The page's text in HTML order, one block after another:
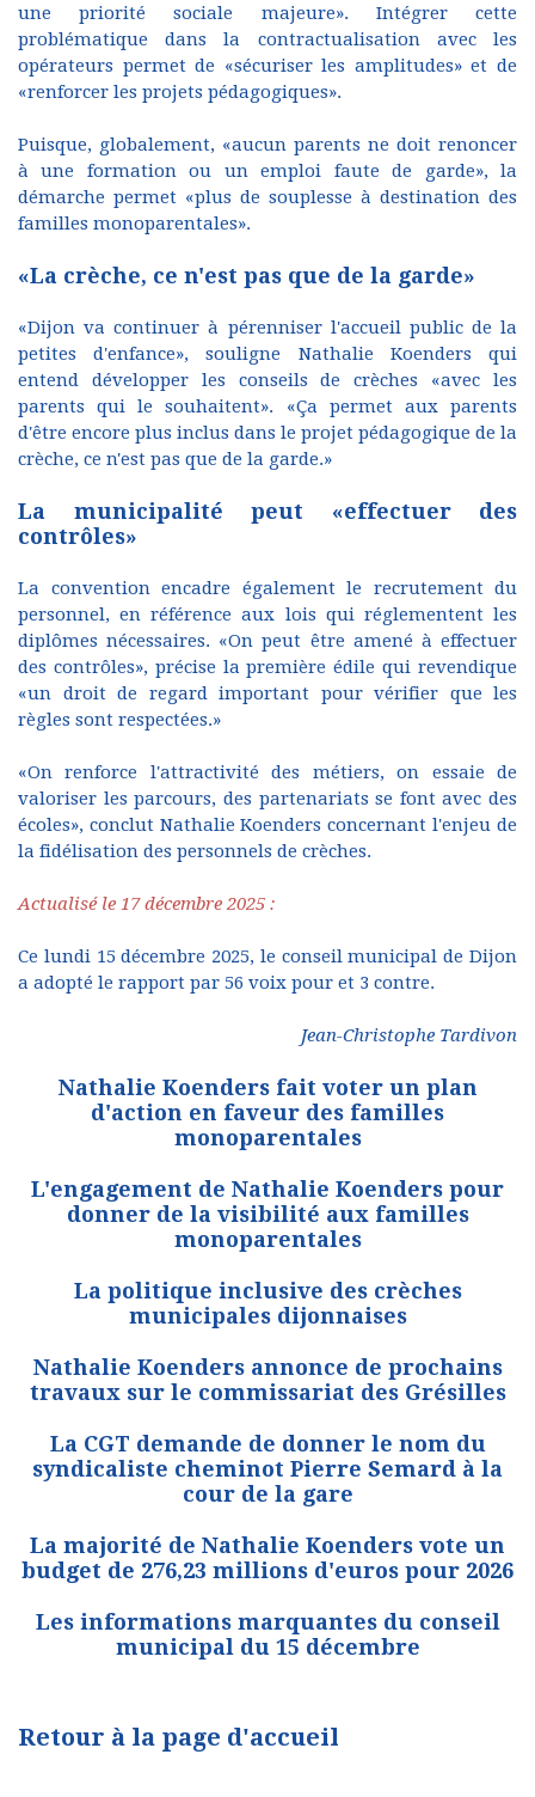
une priorité sociale majeure». Intégrer cette
problématique dans la contractualisation avec les
opérateurs permet de «sécuriser les amplitudes» et de
«renforcer les projets pédagogiques».
Puisque, globalement, «aucun parents ne doit renoncer
à une formation ou un emploi faute de garde», la
démarche permet «plus de souplesse à destination des
familles monoparentales».
«La crèche, ce n'est pas que de la garde»
«Dijon va continuer à pérenniser l'accueil public de la
petites d'enfance», souligne Nathalie Koenders qui
entend développer les conseils de crèches «avec les
parents qui le souhaitent». «Ça permet aux parents
d'être encore plus inclus dans le projet pédagogique de la
crèche, ce n'est pas que de la garde.»
La municipalité peut «effectuer des
contrôles»
La convention encadre également le recrutement du
personnel, en référence aux lois qui réglementent les
diplômes nécessaires. «On peut être amené à effectuer
des contrôles», précise la première édile qui revendique
«un droit de regard important pour vérifier que les
règles sont respectées.»
«On renforce l'attractivité des métiers, on essaie de
valoriser les parcours, des partenariats se font avec des
écoles», conclut Nathalie Koenders concernant l'enjeu de
la fidélisation des personnels de crèches.
Actualisé le 17 décembre 2025 :
Ce lundi 15 décembre 2025, le conseil municipal de Dijon
a adopté le rapport par 56 voix pour et 3 contre.
Jean-Christophe Tardivon
Nathalie Koenders fait voter un plan
d'action en faveur des familles
monoparentales
L'engagement de Nathalie Koenders pour
donner de la visibilité aux familles
monoparentales
La politique inclusive des crèches
municipales dijonnaises
Nathalie Koenders annonce de prochains
travaux sur le commissariat des Grésilles
La CGT demande de donner le nom du
syndicaliste cheminot Pierre Semard à la
cour de la gare
La majorité de Nathalie Koenders vote un
budget de 276,23 millions d'euros pour 2026
Les informations marquantes du conseil
municipal du 15 décembre
Retour à la page d'accueil